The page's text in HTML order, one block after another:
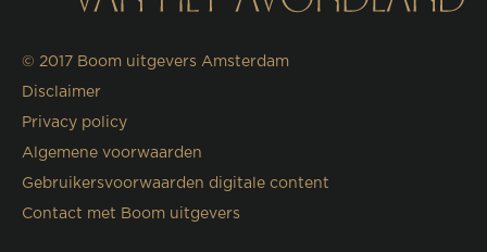
© 2017 Boom uitgevers Amsterdam
Disclaimer
Privacy policy
Algemene voorwaarden
Gebruikersvoorwaarden digitale content
Contact met Boom uitgevers